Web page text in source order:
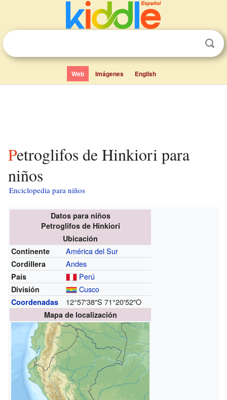
Web Imágenes English
Petroglifos de Hinkiori para
niños
Enciclopedia para niños
Datos para niños
Petroglifos de Hinkiori
Ubicación
Continente
América del Sur
Cordillera Andes
País Perú
División Cusco
Coordenadas 12°57′38″S 71°20′52″O
Mapa de localización